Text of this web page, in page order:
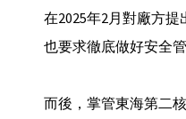
在2025年2月對廠方提
也要求徹底做好安全管
而後，掌管東海第二